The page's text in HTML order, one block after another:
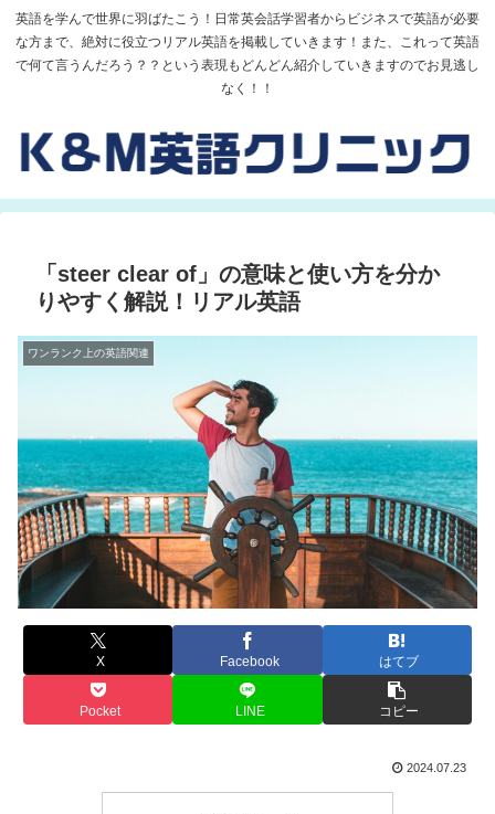
英語を学んで世界に羽ばたこう！日常英会話学習者からビジネスで英語が必要
な方まで、絶対に役立つリアル英語を掲載していきます！また、これって英語
で何て言うんだろう？？という表現もどんどん紹介していきますのでお見逃し
なく！！
「steer clear of」の意味と使い方を分か
りやすく解説！リアル英語
ワンランク上の英語関連
X Facebook はてブ
Pocket LINE コピー
2024.07.23